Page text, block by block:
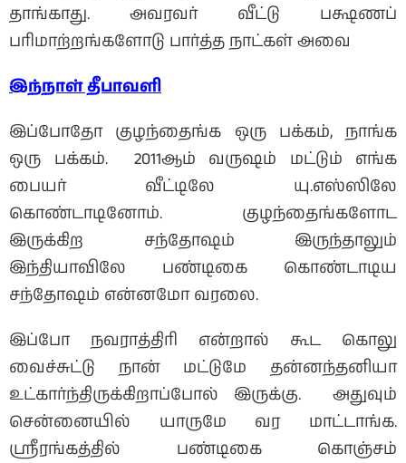
தாங்காது. அவரவர் வீட்டு பக்ஷணப்
பரிமாற்றங்களோடு பார்த்த நாட்கள் அவை
இந்நாள் தீபாவளி
இப்போதோ குழந்தைங்க ஒரு பக்கம், நாங்க
ஒரு பக்கம். 2011ஆம் வருஷம் மட்டும் எங்க
பையர் வீட்டிலே யு.எஸ்ஸிலே
கொண்டாடினோம். குழந்தைங்களோட
இருக்கிற சந்தோஷம் இருந்தாலும்
இந்தியாவிலே பண்டிகை கொண்டாடிய
சந்தோஷம் என்னமோ வரலை.
இப்போ நவராத்திரி என்றால் கூட கொலு
வைச்சுட்டு நான் மட்டுமே தன்னந்தனியா
உட்கார்ந்திருக்கிறாப்போல் இருக்கு. அதுவும்
சென்னையில் யாருமே வர மாட்டாங்க.
ஸ்ரீரங்கத்தில் பண்டிகை கொஞ்சம்